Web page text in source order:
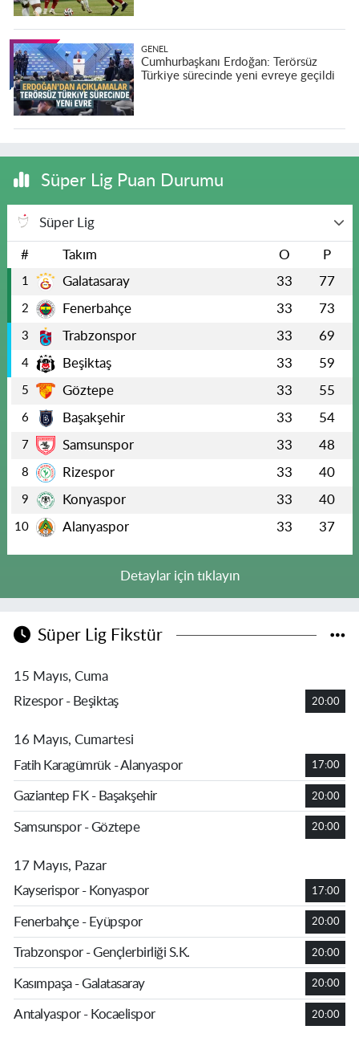
GENEL
Cumhurbaşkanı Erdoğan: Terörsüz
Türkiye sürecinde yeni evreye geçildi
Süper Lig Puan Durumu
Süper Lig
# Takım O P
1 Galatasaray 33 77
2 Fenerbahçe 33 73
3 Trabzonspor 33 69
4 Beşiktaş 33 59
5 Göztepe 33 55
6 Başakşehir 33 54
7 Samsunspor 33 48
8 Rizespor 33 40
9 Konyaspor 33 40
10 Alanyaspor 33 37
Detaylar için tıklayın
Süper Lig Fikstür
15 Mayıs, Cuma
Rizespor - Beşiktaş
20:00
16 Mayıs, Cumartesi
Fatih Karagümrük - Alanyaspor
17:00
Gaziantep FK - Başakşehir 20:00
Samsunspor - Göztepe 20:00
17 Mayıs, Pazar
Kayserispor - Konyaspor
17:00
Fenerbahçe - Eyüpspor 20:00
Trabzonspor - Gençlerbirliği S.K. 20:00
Kasımpaşa - Galatasaray 20:00
Antalyaspor - Kocaelispor 20:00